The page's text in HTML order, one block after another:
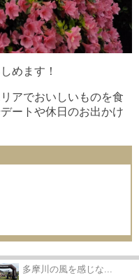
めます！
アでおいしいものを食
ートや休日のお出かけ
多摩川の風を感じな...